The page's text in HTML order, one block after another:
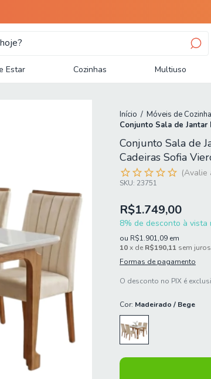
Estar Cozinhas Multiuso
Início / Móveis de Cozinha
Conjunto Sala de
Conjunto Sala de
Cadeiras Sofia
Avalie
SKU: 23751
R$1.749,00
8% de desconto à vista
ou R$1.901,09 em
10x de R$190,11 sem juros
Formas de pagamento
O desconto no PIX é
Cor: Madeirado / Bege